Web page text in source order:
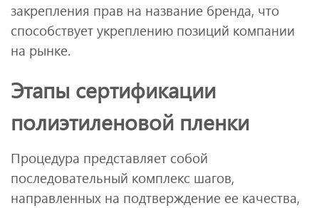
закрепления прав на название бренда, что
способствует укреплению позиций компании
на рынке.
Этапы сертификации
полиэтиленовой пленки
Процедура представляет собой
последовательный комплекс шагов,
направленных на подтверждение ее качества,